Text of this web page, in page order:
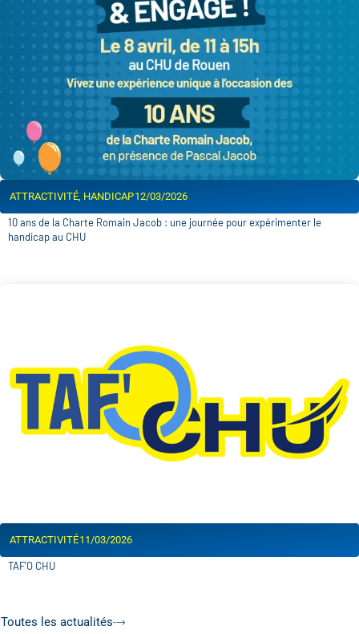
ATTRACTIVITÉ, HANDICAP12/03/2026
10 ans de la Charte Romain Jacob : une journée pour expérimenter le
handicap au CHU
ATTRACTIVITÉ11/03/2026
TAF’O CHU
Toutes les actualités